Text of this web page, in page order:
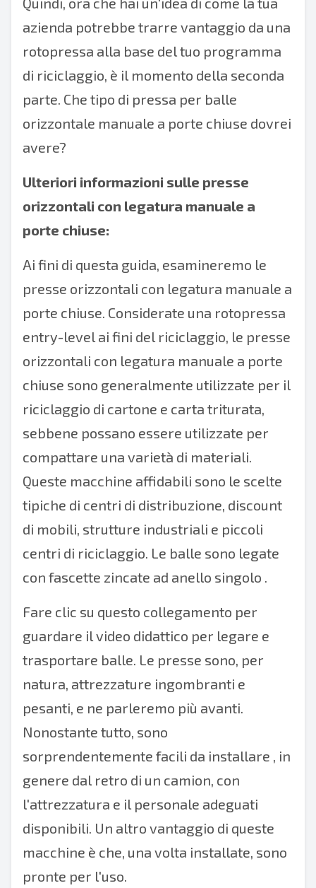
azienda potrebbe trarre vantaggio da una
rotopressa alla base del tuo programma
di riciclaggio, è il momento della seconda
parte. Che tipo di pressa per balle
orizzontale manuale a porte chiuse dovrei
avere?
Ulteriori informazioni sulle presse
orizzontali con legatura manuale a
porte chiuse:
Ai fini di questa guida, esamineremo le
presse orizzontali con legatura manuale a
porte chiuse. Considerate una rotopressa
entry-level ai fini del riciclaggio, le presse
orizzontali con legatura manuale a porte
chiuse sono generalmente utilizzate per il
riciclaggio di cartone e carta triturata,
sebbene possano essere utilizzate per
compattare una varietà di materiali.
Queste macchine affidabili sono le scelte
tipiche di centri di distribuzione, discount
di mobili, strutture industriali e piccoli
centri di riciclaggio. Le balle sono legate
con fascette zincate ad anello singolo .
Fare clic su questo collegamento per
guardare ilvideo didattico per legare e
trasportare balle. Le presse sono, per
natura, attrezzature ingombranti e
pesanti, e ne parleremo più avanti.
Nonostante tutto, sono
sorprendentemente facili da installare , in
genere dal retro di un camion, con
l'attrezzatura e il personale adeguati
disponibili. Un altro vantaggio di queste
macchine è che, una volta installate, sono
pronte per l'uso.